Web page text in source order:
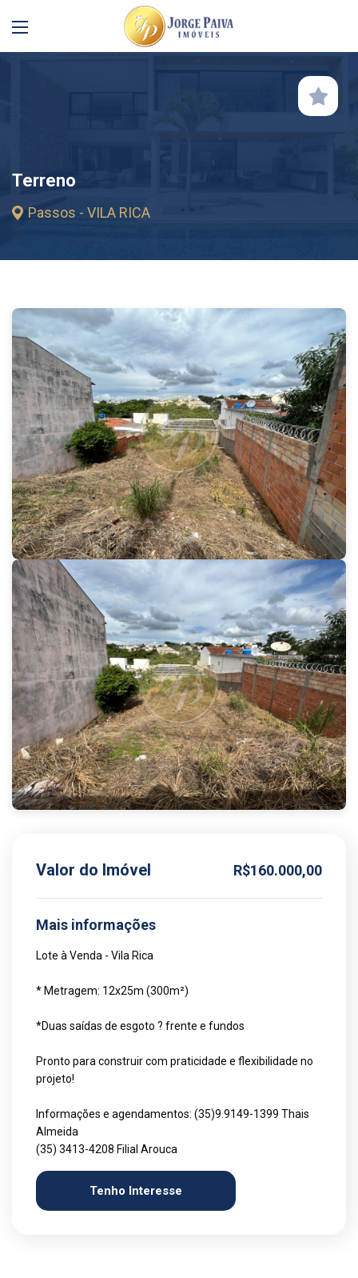
Terreno
Passos - VILA RICA
Valor do Imóvel R$160.000,00
Mais informações
Lote à Venda - Vila Rica
* Metragem: 12x25m (300m²)
*Duas saídas de esgoto ? frente e fundos
Pronto para construir com praticidade e flexibilidade no
projeto!
Informações e agendamentos: (35)9.9149-1399 Thais
Almeida
(35) 3413-4208 Filial Arouca
Tenho Interesse